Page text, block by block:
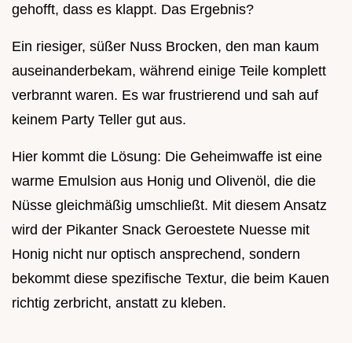
gehofft, dass es klappt. Das Ergebnis?
Ein riesiger, süßer Nuss Brocken, den man kaum
auseinanderbekam, während einige Teile komplett
verbrannt waren. Es war frustrierend und sah auf
keinem Party Teller gut aus.
Hier kommt die Lösung: Die Geheimwaffe ist eine
warme Emulsion aus Honig und Olivenöl, die die
Nüsse gleichmäßig umschließt. Mit diesem Ansatz
wird der Pikanter Snack Geroestete Nuesse mit
Honig nicht nur optisch ansprechend, sondern
bekommt diese spezifische Textur, die beim Kauen
richtig zerbricht, anstatt zu kleben.